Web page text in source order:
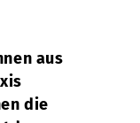
aus
die